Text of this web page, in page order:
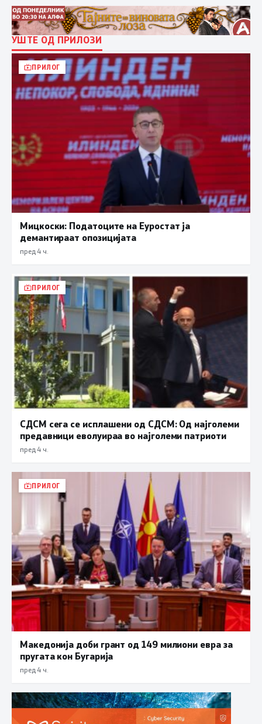
УШТЕ ОД ПРИЛОЗИ
ПРИЛОГ
Мицкоски: Податоците на Еуростат ја
демантираат опозицијата
пред 4 ч.
ПРИЛОГ
СДСМ сега се исплашени од СДСМ: Од најголеми
предавници еволуираа во најголеми патриоти
пред 4 ч.
ПРИЛОГ
Македонија доби грант од 149 милиони евра за
пругата кон Бугарија
пред 4 ч.